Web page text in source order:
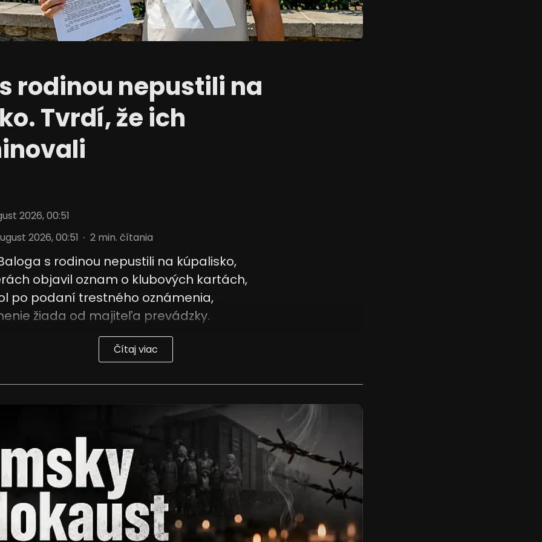
rodinou nepustili na
Tvrdí, že ich
2026, 00:51
2026, 00:51 2 min. čítania
s rodinou nepustili na kúpalisko,
objavil oznam o klubových kartách,
po podaní trestného oznámenia,
žiada od majiteľa prevádzky.
Čítaj viac
údajov z rôznych